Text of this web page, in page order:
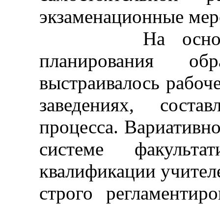
экзаменационные
На основе
планирования
выстраивалось
заведениях,
процесса.
системе
квалификации
строго